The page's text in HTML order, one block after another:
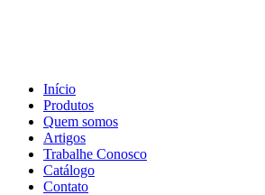
Início
Produtos
Quem somos
Artigos
Trabalhe Conosco
Catálogo
Contato